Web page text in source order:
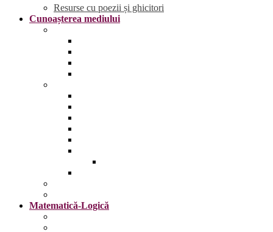
Resurse cu poezii și ghicitori
Cunoașterea mediului
Matematică-Logică